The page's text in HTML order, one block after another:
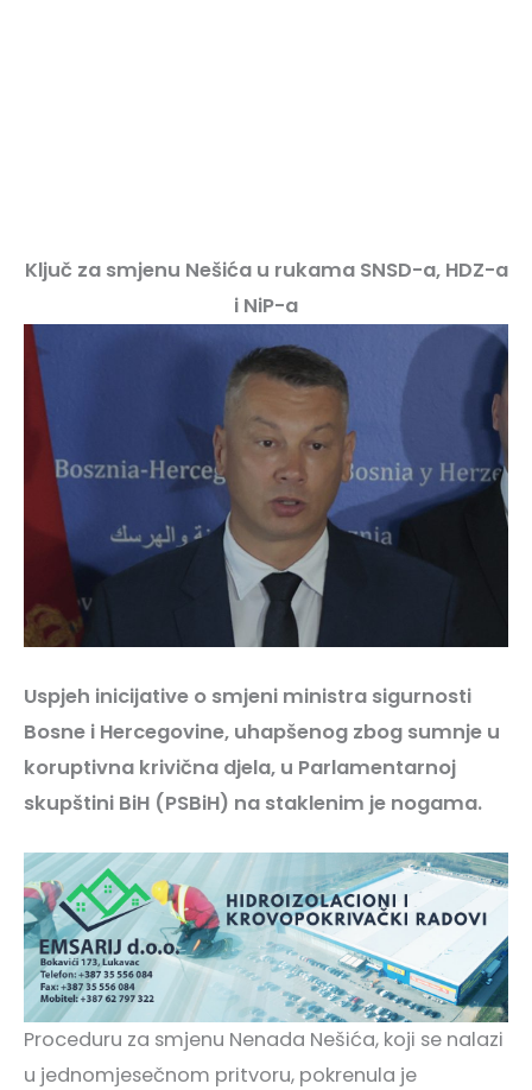
Ključ za smjenu Nešića u rukama SNSD-a, HDZ-a
i NiP-a
Uspjeh inicijative o smjeni ministra sigurnosti
Bosne i Hercegovine, uhapšenog zbog sumnje u
koruptivna krivična djela, u Parlamentarnoj
skupštini BiH (PSBiH) na staklenim je nogama.
Proceduru za smjenu Nenada Nešića, koji se nalazi
u jednomjesečnom pritvoru, pokrenula je